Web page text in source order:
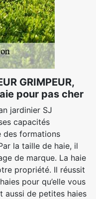
GRIMPEUR,
pour pas cher
jardinier SJ
capacités
des formations
la taille de haie, il
de marque. La haie
propriété. Il réussit
pour qu’elle vous
aussi de petites haies